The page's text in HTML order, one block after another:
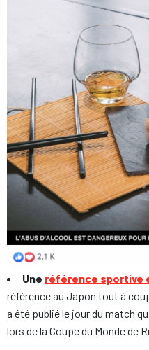
Une référence sportive
référence au Japon tout à
a été publié le jour du match
lors de la Coupe du Monde de